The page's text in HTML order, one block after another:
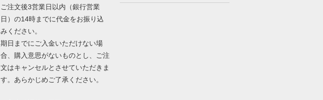
ご注文後3営業日以内（銀行営業
日）の14時までに代金をお振り込
みください。
期日までにご入金いただけない場
合、購入意思がないものとし、ご注
文はキャンセルとさせていただきま
す。あらかじめご了承ください。